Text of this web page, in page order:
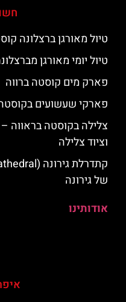
טיול מאורגן ברצלונה
טיול יומי מאורגן
פארק מים קוסטה ברווה
פארקי שעשועים
צלילה בקוסטה בראווה
וציוד צלילה
של גירונה
אודותינו